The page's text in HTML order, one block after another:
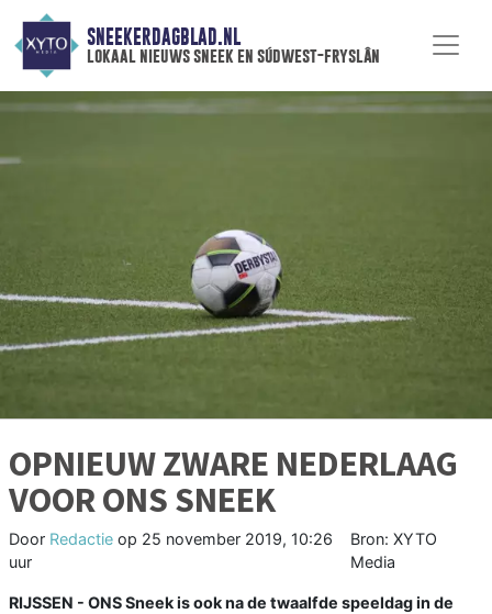
SNEEKERDAGBLAD.NL
lokaal nieuws sneek en súdwest-fryslân
OPNIEUW ZWARE NEDERLAAG
VOOR ONS SNEEK
Door Redactie op 25 november 2019, 10:26
uur
Bron: XYTO
Media
RIJSSEN - ONS Sneek is ook na de twaalfde speeldag in de